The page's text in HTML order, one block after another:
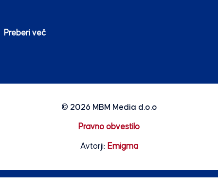
Preberi več
© 2026 MBM Media d.o.o
Pravno obvestilo
Avtorji: Emigma